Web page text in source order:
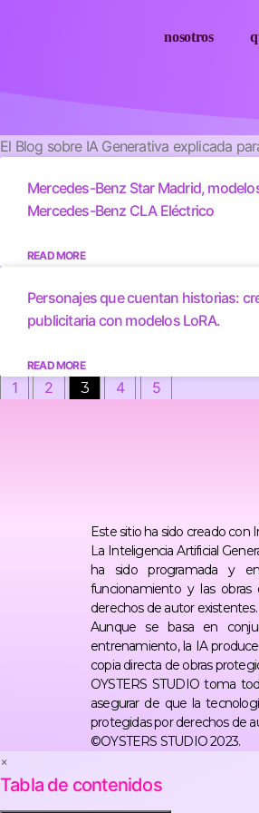
nosotros
El Blog sobre IA Generativa explicada
Mercedes-Benz Star Madrid,
Mercedes-Benz CLA Eléctrico
READ MORE
Personajes que cuentan historias:
publicitaria con modelos LoRA.
READ MORE
1 2 3 4 5
Este sitio ha sido creado con
La Inteligencia Artificial
ha sido programada y
funcionamiento y las
derechos de autor existentes.
Aunque se basa en
entrenamiento, la IA
copia directa de obras
OYSTERS STUDIO toma
asegurar de que la
protegidas por derechos de
©OYSTERS STUDIO 2023.
×
Tabla de contenidos